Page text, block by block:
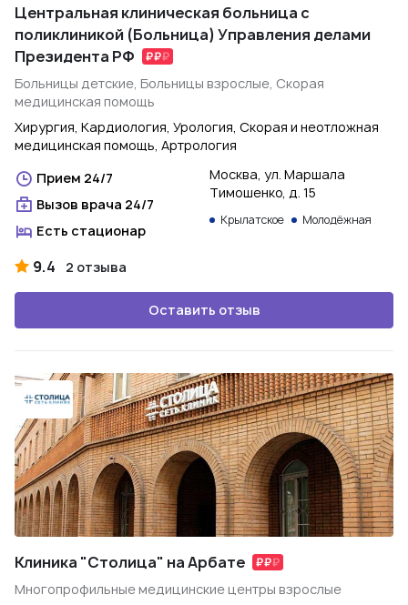
Центральная клиническая больница с
поликлиникой (Больница) Управления делами
Президента РФ
Больницы детские, Больницы взрослые, Скорая
медицинская помощь
Хирургия, Кардиология, Урология, Скорая и неотложная
медицинская помощь, Артрология
Прием 24/7
Вызов врача 24/7
Есть стационар
Москва, ул. Маршала
Тимошенко, д. 15
Крылатское Молодёжная
9.4 2 отзыва
Оставить отзыв
Клиника "Столица" на Арбате
Многопрофильные медицинские центры взрослые